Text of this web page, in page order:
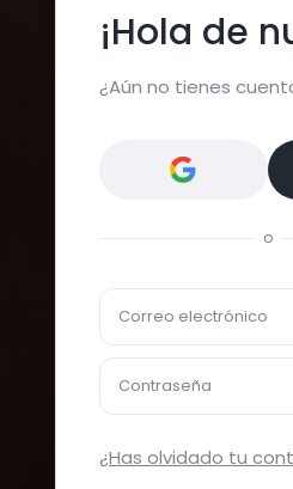
¡Hola de
¿Aún no tienes
o
Correo electrónico
Contraseña
¿Has olvidado tu